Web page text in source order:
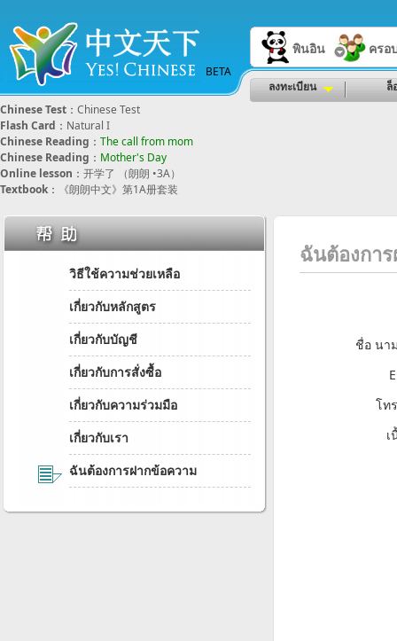
BETA
พินอิน ครอ
ลงทะเบียน
ล็
Chinese Test ： Chinese Test
Flash Card ： Natural I
Chinese Reading ： The call from mom
Chinese Reading ： Mother's Day
Online lesson ： 开学了 （朗朗 •3A）
Textbook ： 《朗朗中文》第1A册套装
วิธีใช้ความช่วยเหลือ
เกี่ยวกับหลักสูตร
เกี่ยวกับบัญชี
เกี่ยวกับการสั่งซื้อ
เกี่ยวกับความร่วมมือ
เกี่ยวกับเรา
ฉันต้องการฝากข้อความ
ฉันต้องกา
ชื่อ นา
โท
เ